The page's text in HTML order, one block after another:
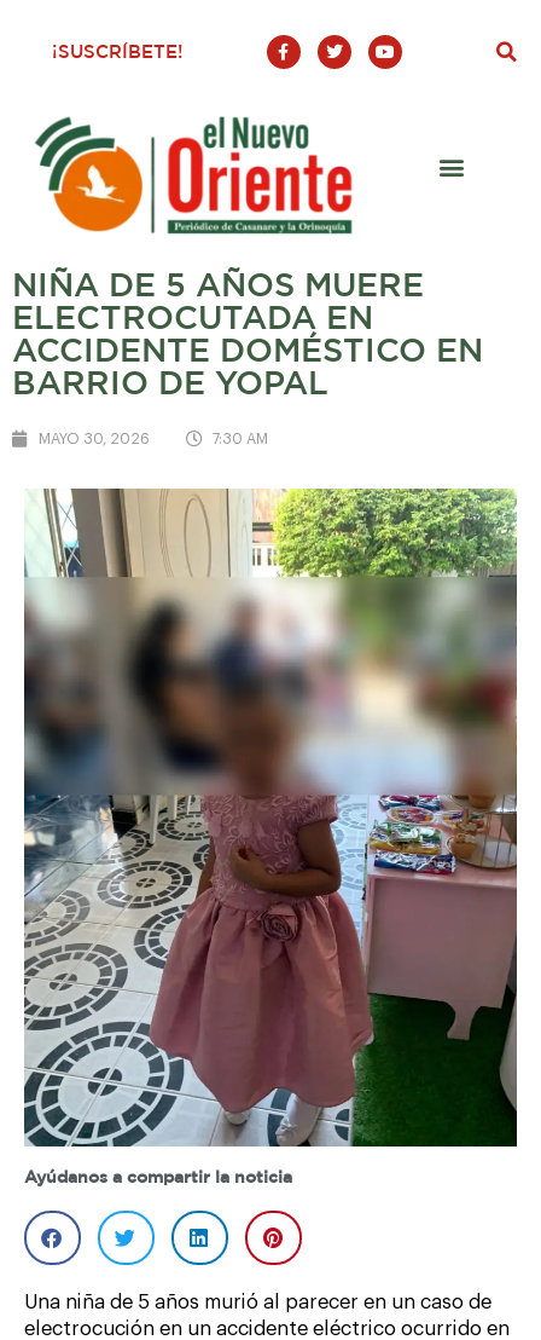
¡SUSCRÍBETE!
F
a
c
o
o
-
T
w
i
Y
o
u
NIÑA DE 5 AÑOS MUERE
ELECTROCUTADA EN
ACCIDENTE DOMÉSTICO EN
BARRIO DE YOPAL
MAYO 30, 2026 7:30 AM
Ayúdanos a compartir la noticia
Una niña de 5 años murió al parecer en un caso de
electrocución en un accidente eléctrico ocurrido en